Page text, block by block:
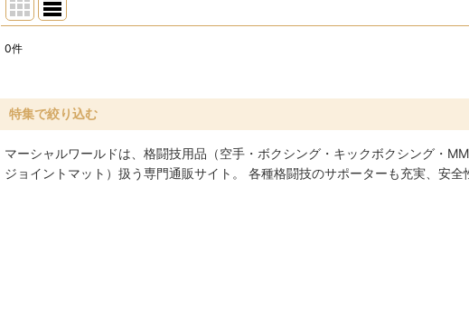
並び順:
0件
特集で絞り込む
空手
マーシャルワールドは、格闘技用品（空手・ボクシング・キックボクシング・
ジョイントマット）扱う専門通販サイト。 各種格闘技のサポーターも充実、安